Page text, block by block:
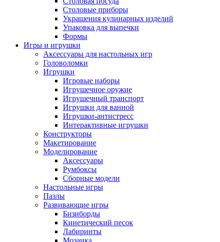
Столовые приборы
Украшения кулинарных изделий
Упаковка для выпечки
Формы
Игры и игрушки
Аксессуары для настольных игр
Головоломки
Игрушки
Игровые наборы
Игрушечное оружие
Игрушечный транспорт
Игрушки для ванной
Игрушки-антистресс
Интерактивные игрушки
Конструкторы
Макетирование
Моделирование
Аксессуары
Румбоксы
Сборные модели
Настольные игры
Пазлы
Развивающие игры
Бизиборды
Кинетический песок
Лабиринты
Мозаика